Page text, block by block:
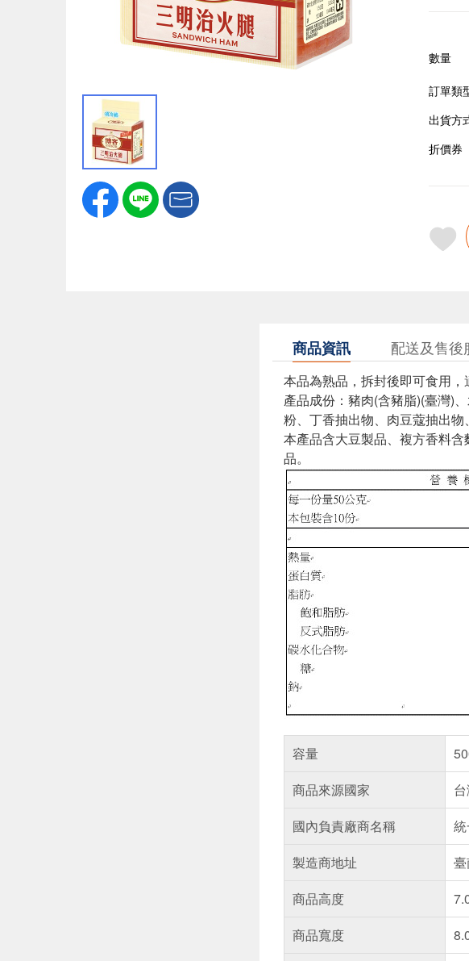
數量
訂單類
出貨方
折價券
商品資訊 配送及售後
本品為熟品，拆封後即可食用，
產品成份：豬肉(含豬脂)(臺灣)
粉、丁香抽出物、肉豆蔻抽出物
本產品含大豆製品、複方香料
品。
容量
商品來源國家
國內負責廠商名稱
製造商地址
商品高度
商品寬度